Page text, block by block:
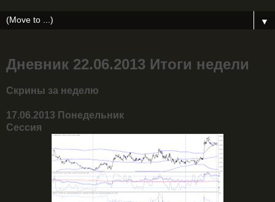
▼
Дневник 22.06.2013 Итоги недели
Скрины за неделю
17.06.2013 Понедельник
Сессия